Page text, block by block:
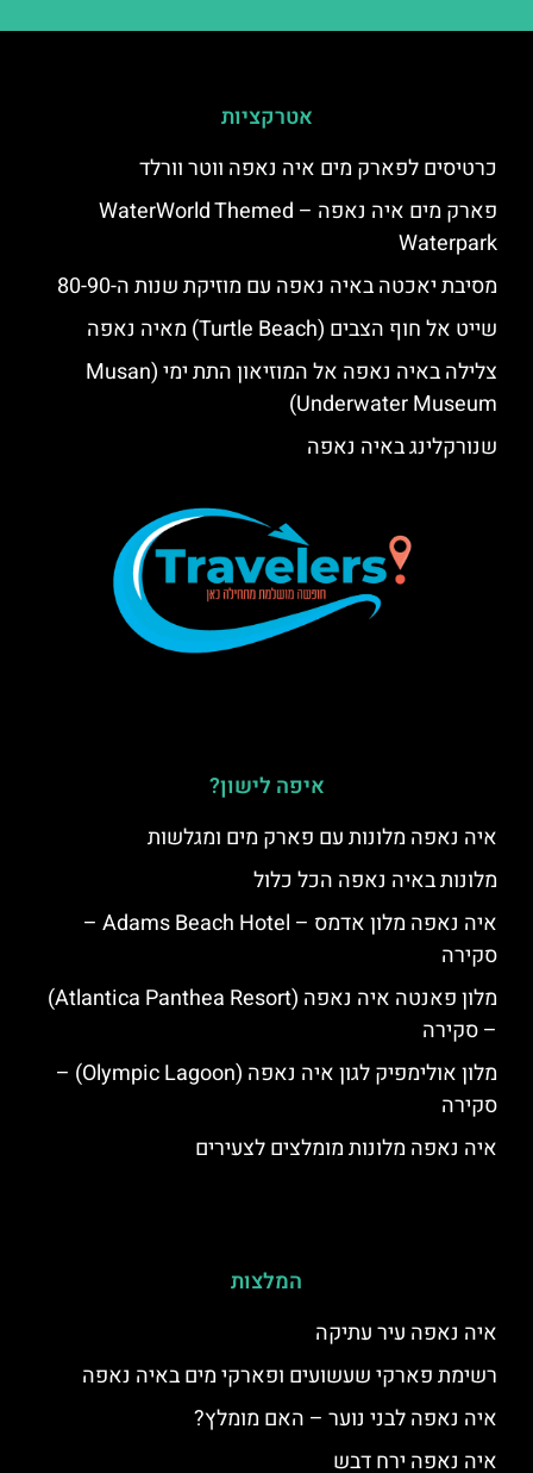
אטרקציות
כרטיסים לפארק מים איה נאפה ווטר וורלד
פארק מים איה נאפה – ‪‪WaterWorld Themed
Waterpark‬‬
מסיבת יאכטה באיה נאפה עם מוזיקת שנות ה-80-90
שייט אל חוף הצבים (Turtle Beach) מאיה נאפה
צלילה באיה נאפה אל המוזיאון התת ימי (Musan
Underwater Museum)
שנורקלינג באיה נאפה
איפה לישון?
איה נאפה מלונות עם פארק מים ומגלשות
מלונות באיה נאפה הכל כלול
איה נאפה מלון אדמס – Adams Beach Hotel –
סקירה
מלון פאנטה איה נאפה (Atlantica Panthea Resort)
– סקירה
מלון אולימפיק לגון איה נאפה (Olympic Lagoon) –
סקירה
איה נאפה מלונות מומלצים לצעירים
המלצות
איה נאפה עיר עתיקה
רשימת פארקי שעשועים ופארקי מים באיה נאפה
איה נאפה לבני נוער – האם מומלץ?
איה נאפה ירח דבש